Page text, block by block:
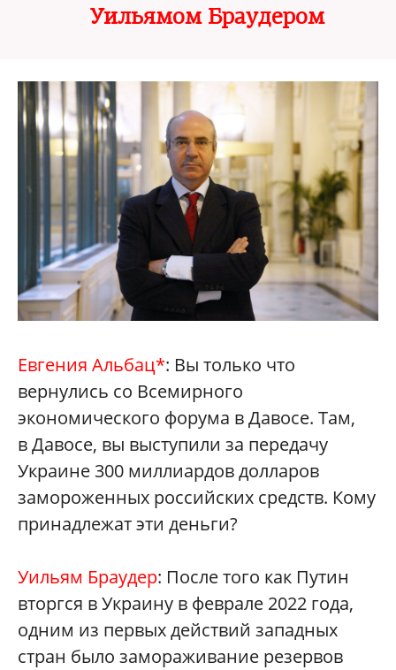
Уильямом Браудером
Евгения Альбац*: Вы только что
вернулись со Всемирного
экономического форума в Давосе. Там,
в Давосе, вы выступили за передачу
Украине 300 миллиардов долларов
замороженных российских средств. Кому
принадлежат эти деньги?
Уильям Браудер: После того как Путин
вторгся в Украину в феврале 2022 года,
одним из первых действий западных
стран было замораживание резервов